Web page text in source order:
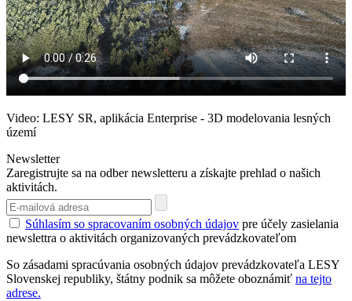
Video: LESY SR, aplikácia Enterprise - 3D modelovania lesných
území
Newsletter
Zaregistrujte sa na odber newsletteru a získajte prehlad o našich
aktivitách.
Súhlasím so spracovaním osobných údajov pre účely zasielania
newslettra o aktivitách organizovaných prevádzkovateľom
So zásadami spracúvania osobných údajov prevádzkovateľa LESY
Slovenskej republiky, štátny podnik sa môžete oboznámiť na tejto
adrese.